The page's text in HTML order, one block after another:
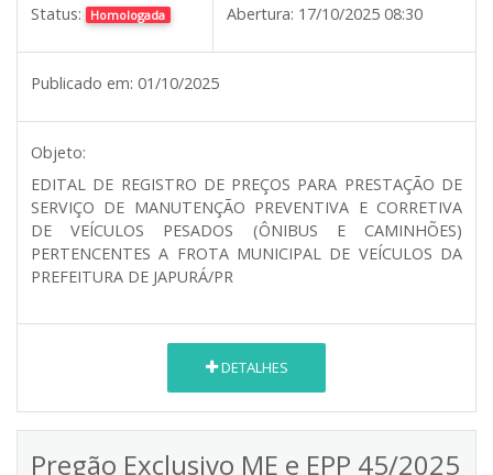
Status: Homologada Abertura: 17/10/2025 08:30
Publicado em: 01/10/2025
Objeto:
EDITAL DE REGISTRO DE PREÇOS PARA PRESTAÇÃO DE
SERVIÇO DE MANUTENÇÃO PREVENTIVA E CORRETIVA
DE VEÍCULOS PESADOS (ÔNIBUS E CAMINHÕES)
PERTENCENTES A FROTA MUNICIPAL DE VEÍCULOS DA
PREFEITURA DE JAPURÁ/PR
DETALHES
Pregão Exclusivo ME e EPP 45/2025